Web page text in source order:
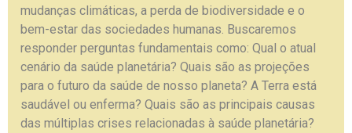
mudanças climáticas, a perda de biodiversidade e o
bem-estar das sociedades humanas. Buscaremos
responder perguntas fundamentais como: Qual o atual
cenário da saúde planetária? Quais são as projeções
para o futuro da saúde de nosso planeta? A Terra está
saudável ou enferma? Quais são as principais causas
das múltiplas crises relacionadas à saúde planetária?